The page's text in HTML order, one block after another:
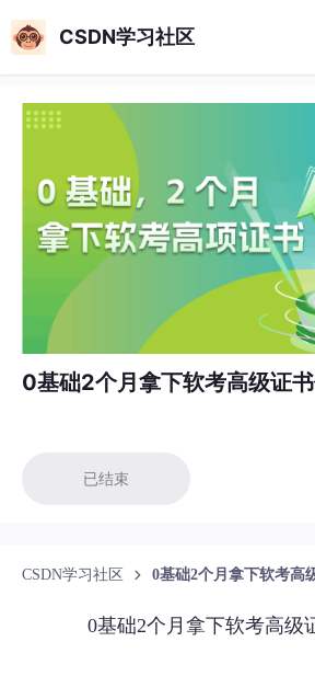
CSDN学习社区
0基础2个月拿下软考高级证
已结束
CSDN学习社区 0基础2个月拿下软考高
0基础2个月拿下软考高级